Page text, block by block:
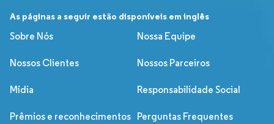
As páginas a seguir estão disponíveis em inglês
Sobre Nós
Nossa Equipe
Nossos Clientes Nossos Parceiros
Mídia Responsabilidade Social
Prêmios e reconhecimentos Perguntas Frequentes